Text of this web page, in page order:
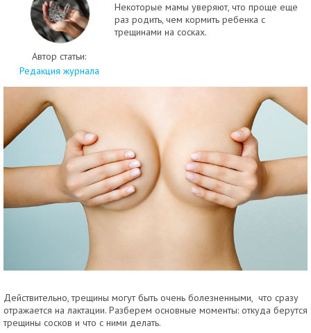
Автор статьи:
Редакция журнала
Некоторые мамы уверяют, что проще еще
раз родить, чем кормить ребенка с
трещинами на сосках.
Действительно, трещины могут быть очень болезненными, что сразу
отражается на лактации. Разберем основные моменты: откуда берутся
трещины сосков и что с ними делать.